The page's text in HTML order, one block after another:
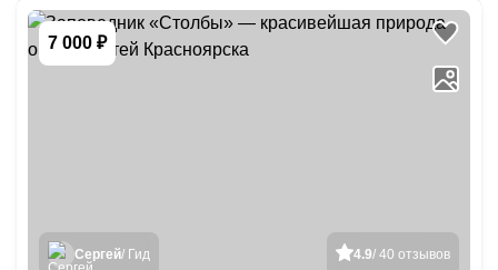
7 000 ₽
4.9/ 40 отзывов
Сергей/ Гид